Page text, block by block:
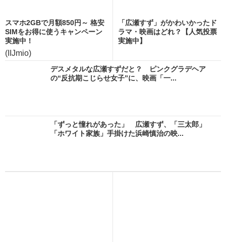
スマホ2GBで月額850円～ 格安
SIMをお得に使うキャンペーン
実施中！
(IIJmio)
「広瀬すず」がかわいかったド
ラマ・映画はどれ？【人気投票
実施中】
デスメタルな広瀬すずだと？ ピンクグラデヘア
の“反抗期こじらせ女子”に、映画「一...
「ずっと憧れがあった」 広瀬すず、「三太郎」
「ホワイト家族」手掛けた浜崎慎治の映...